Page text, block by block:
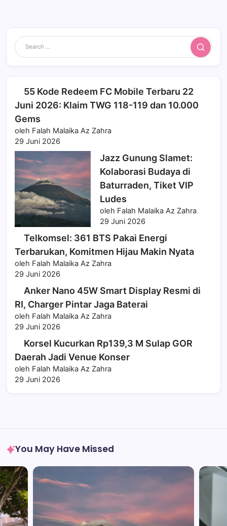
Search
55 Kode Redeem FC Mobile Terbaru 22
Juni 2026: Klaim TWG 118-119 dan 10.000
Gems
oleh Falah Malaika Az Zahra
29 Juni 2026
Jazz Gunung Slamet:
Kolaborasi Budaya di
Baturraden, Tiket VIP
Ludes
oleh Falah Malaika Az Zahra
29 Juni 2026
Telkomsel: 361 BTS Pakai Energi
Terbarukan, Komitmen Hijau Makin Nyata
oleh Falah Malaika Az Zahra
29 Juni 2026
Anker Nano 45W Smart Display Resmi di
RI, Charger Pintar Jaga Baterai
oleh Falah Malaika Az Zahra
29 Juni 2026
Korsel Kucurkan Rp139,3 M Sulap GOR
Daerah Jadi Venue Konser
oleh Falah Malaika Az Zahra
29 Juni 2026
You May Have Missed